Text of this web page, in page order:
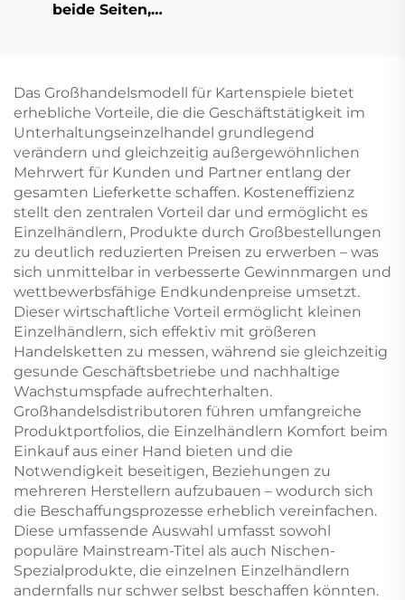
beide Seiten,
individueller Druck
und
Verpackungsdruck für
Erwachsene und
Paare
Das Großhandelsmodell für Kartenspiele bietet
erhebliche Vorteile, die die Geschäftstätigkeit im
Unterhaltungseinzelhandel grundlegend
verändern und gleichzeitig außergewöhnlichen
Mehrwert für Kunden und Partner entlang der
gesamten Lieferkette schaffen. Kosteneffizienz
stellt den zentralen Vorteil dar und ermöglicht es
Einzelhändlern, Produkte durch Großbestellungen
zu deutlich reduzierten Preisen zu erwerben – was
sich unmittelbar in verbesserte Gewinnmargen und
wettbewerbsfähige Endkundenpreise umsetzt.
Dieser wirtschaftliche Vorteil ermöglicht kleinen
Einzelhändlern, sich effektiv mit größeren
Handelsketten zu messen, während sie gleichzeitig
gesunde Geschäftsbetriebe und nachhaltige
Wachstumspfade aufrechterhalten.
Großhandelsdistributoren führen umfangreiche
Produktportfolios, die Einzelhändlern Komfort beim
Einkauf aus einer Hand bieten und die
Notwendigkeit beseitigen, Beziehungen zu
mehreren Herstellern aufzubauen – wodurch sich
die Beschaffungsprozesse erheblich vereinfachen.
Diese umfassende Auswahl umfasst sowohl
populäre Mainstream-Titel als auch Nischen-
Spezialprodukte, die einzelnen Einzelhändlern
andernfalls nur schwer selbst beschaffen könnten.